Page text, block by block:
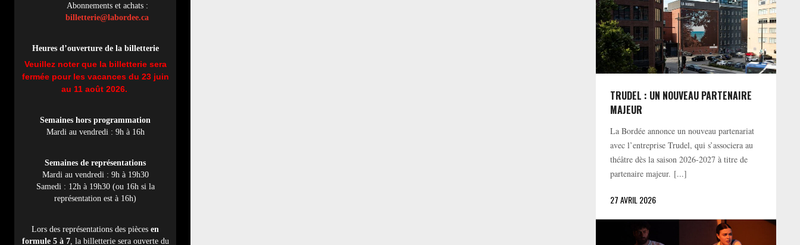
Abonnements et achats :
billetterie@labordee.ca
Heures d’ouverture de la billetterie
Veuillez noter que la billetterie sera
fermée pour les vacances du 23 juin
au 11 août 2026.
Semaines hors programmation
Mardi au vendredi : 9h à 16h
Semaines de représentations
Mardi au vendredi : 9h à 19h30
Samedi : 12h à 19h30 (ou 16h si la
représentation est à 16h)
Lors des représentations des pièces en
formule 5 à 7, la billetterie sera ouverte du
TRUDEL : UN NOUVEAU PARTENAIRE
MAJEUR
La Bordée annonce un nouveau partenariat
avec l’entreprise Trudel, qui s’associera au
théâtre dès la saison 2026-2027 à titre de
partenaire majeur. [...]
27 AVRIL 2026